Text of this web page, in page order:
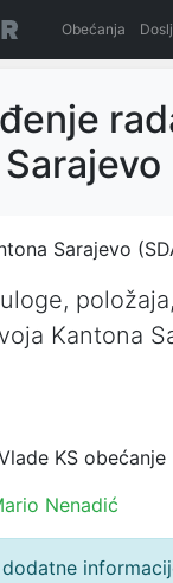
Obećanja
Sarajevo
Kantona
KS obećanje
Nenadić